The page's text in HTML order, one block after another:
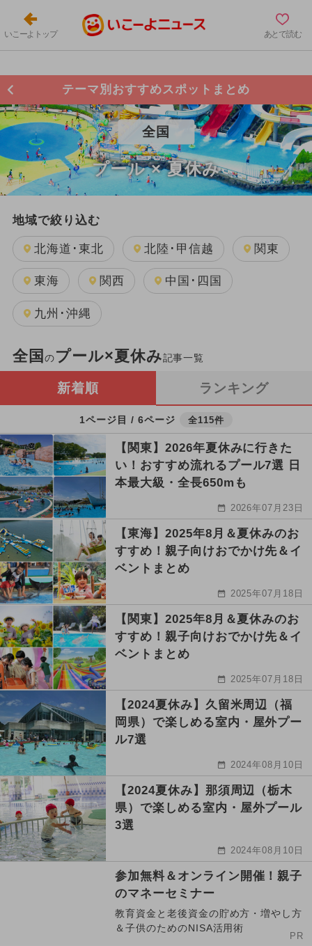
いこーよトップ あとで読む
テーマ別おすすめスポットまとめ
全国
プール × 夏休み
地域で絞り込む
北海道･東北 北陸･甲信越 関東
東海 関西 中国･四国
九州･沖縄
全国 のプール×夏休み記事一覧
新着順 ランキング
1ページ目 / 6ページ 全115件
【関東】2026年夏休みに行きた
い！おすすめ流れるプール7選 日
本最大級・全長650mも
2026年07月23日
【東海】2025年8月＆夏休みのお
すすめ！親子向けおでかけ先＆イ
ベントまとめ
2025年07月18日
【関東】2025年8月＆夏休みのお
すすめ！親子向けおでかけ先＆イ
ベントまとめ
2025年07月18日
【2024夏休み】久留米周辺（福
岡県）で楽しめる室内・屋外プー
ル7選
2024年08月10日
【2024夏休み】那須周辺（栃木
県）で楽しめる室内・屋外プール
3選
2024年08月10日
参加無料＆オンライン開催！親子
のマネーセミナー
教育資金と老後資金の貯め方・増やし方
＆子供のためのNISA活用術
PR